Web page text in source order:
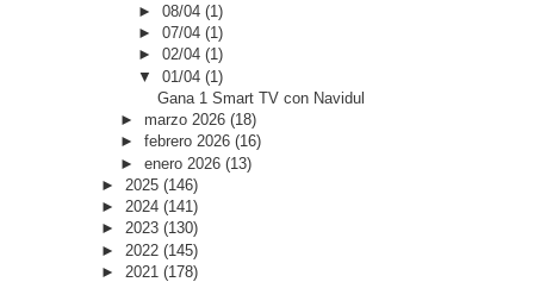
►08/04(1)
►07/04(1)
►02/04(1)
▼01/04(1)
Gana 1 Smart TV con Navidul
► marzo 2026 (18)
► febrero 2026 (16)
► enero 2026 (13)
► 2025 (146)
► 2024 (141)
► 2023 (130)
► 2022 (145)
► 2021 (178)